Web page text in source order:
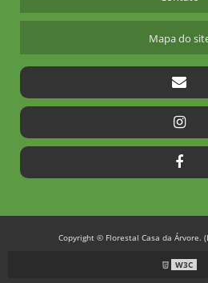
PLANTAÇÃO DE MUDAS FRUTÍFERAS
PLANTAS ORNAMENTAIS PARA JARDIM
PLANTIO COMERCIAL DE ARVORES
PLANTIO DE ÁRVORES NATIVAS
PLANTIO DE CEDRO AUSTRALIANO
PLANTIO DE EUCALIPTO
PLANTIO DE EUCALIPTO POR HECTARE
PLANTIO DE EUCALIPTO REFLORESTAMENTO
Mapa do
Copyright © Florestal Casa da Árvore.
W3C